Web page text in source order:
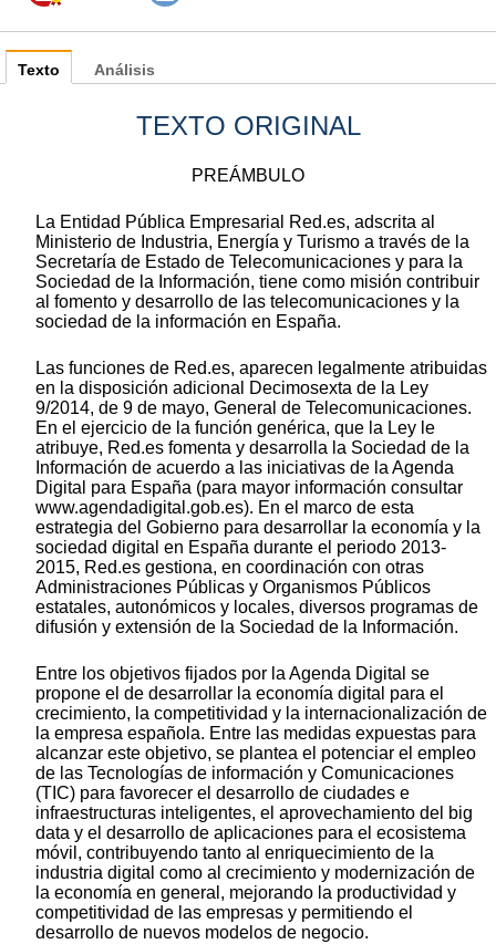
Texto
TEXTO ORIGINAL
PREÁMBULO
La Entidad Pública Empresarial Red.es, adscrita al
Ministerio de Industria, Energía y Turismo a través de la
Secretaría de Estado de Telecomunicaciones y para la
Sociedad de la Información, tiene como misión contribuir
al fomento y desarrollo de las telecomunicaciones y la
sociedad de la información en España.
Las funciones de Red.es, aparecen legalmente atribuidas
en la disposición adicional Decimosexta de la Ley
9/2014, de 9 de mayo, General de Telecomunicaciones.
En el ejercicio de la función genérica, que la Ley le
atribuye, Red.es fomenta y desarrolla la Sociedad de la
Información de acuerdo a las iniciativas de la Agenda
Digital para España (para mayor información consultar
www.agendadigital.gob.es). En el marco de esta
estrategia del Gobierno para desarrollar la economía y la
sociedad digital en España durante el periodo 2013-
2015, Red.es gestiona, en coordinación con otras
Administraciones Públicas y Organismos Públicos
estatales, autonómicos y locales, diversos programas de
difusión y extensión de la Sociedad de la Información.
Entre los objetivos fijados por la Agenda Digital se
propone el de desarrollar la economía digital para el
crecimiento, la competitividad y la internacionalización de
la empresa española. Entre las medidas expuestas para
alcanzar este objetivo, se plantea el potenciar el empleo
de las Tecnologías de información y Comunicaciones
(TIC) para favorecer el desarrollo de ciudades e
infraestructuras inteligentes, el aprovechamiento del big
data y el desarrollo de aplicaciones para el ecosistema
móvil, contribuyendo tanto al enriquecimiento de la
industria digital como al crecimiento y modernización de
la economía en general, mejorando la productividad y
competitividad de las empresas y permitiendo el
desarrollo de nuevos modelos de negocio.
Análisis